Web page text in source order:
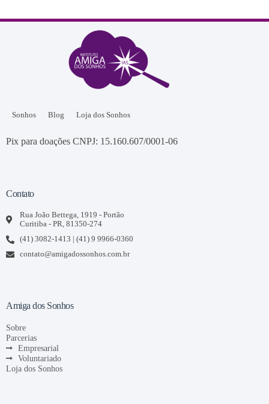
Sonhos Blog Loja dos Sonhos
Pix para doações CNPJ: 15.160.607/0001-06
Contato
Rua João Bettega, 1919 - Portão
Curitiba - PR, 81350-274
(41) 3082-1413 | (41) 9 9966-0360
contato@amigadossonhos.com.br
Amiga dos Sonhos
Sobre
Parcerias
Empresarial
Voluntariado
Loja dos Sonhos